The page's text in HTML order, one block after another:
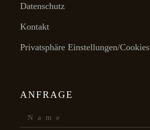
Datenschutz
Kontakt
Privatsphäre Einstellungen/Cookies
ANFRAGE